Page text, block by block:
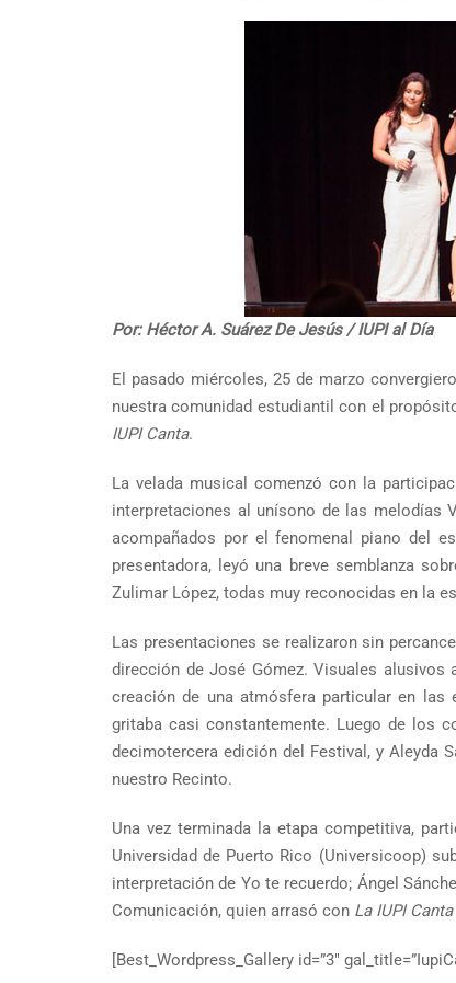
Por: Héctor A. Suárez De Jesús / IUPI al Día
El pasado miércoles, 25 de marzo
nuestra comunidad estudiantil con el
IUPI Canta.
La velada musical comenzó con la
interpretaciones al unísono de las melodías
acompañados por el fenomenal piano del
presentadora, leyó una breve semblanza
Zulimar López, todas muy reconocidas en la
Las presentaciones se realizaron sin
dirección de José Gómez. Visuales
creación de una atmósfera particular en las
gritaba casi constantemente. Luego de los
decimotercera edición del Festival, y Aleyda
nuestro Recinto.
Una vez terminada la etapa competitiva,
Universidad de Puerto Rico (Universicoop)
interpretación de Yo te recuerdo; Ángel
Comunicación, quien arrasó con La IUPI Canta
[Best_Wordpress_Gallery id=”3″